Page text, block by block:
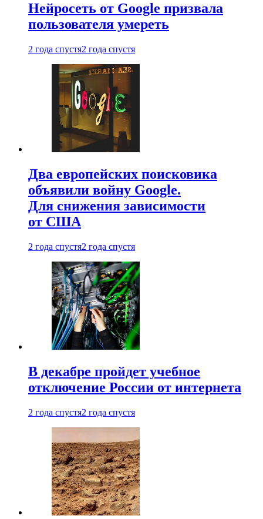
Нейросеть от Google призвала
пользователя умереть
2 года спустя2 года спустя
Два европейских поисковика
объявили войну Google.
Для снижения зависимости
от США
2 года спустя2 года спустя
В декабре пройдет учебное
отключение России от интернета
2 года спустя2 года спустя